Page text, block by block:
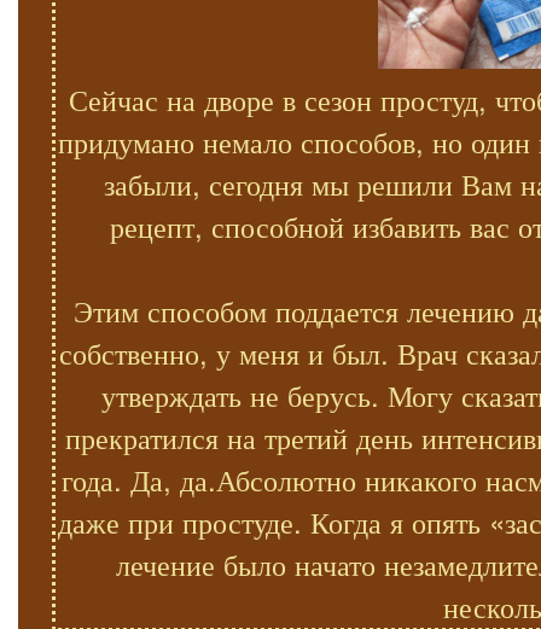
Сейчас на дворе в сезон простуд,
придумано немало способов, но
забыли, сегодня мы решили Вам
рецепт, способной избавить вас
Этим способом поддается лечению
собственно, у меня и был. Врач
утверждать не берусь. Могу
прекратился на третий день
года. Да, да.Абсолютно никакого
даже при простуде. Когда я опять
лечение было начато